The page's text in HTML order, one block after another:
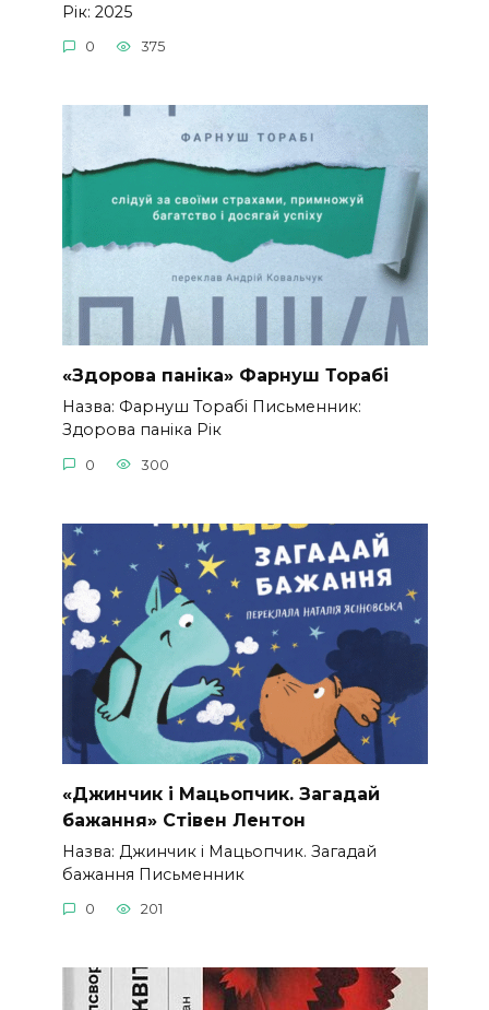
Рік: 2025
0 375
«Здорова паніка» Фарнуш Торабі
Назва: Фарнуш Торабі Письменник:
Здорова паніка Рік
0 300
«Джинчик і Мацьопчик. Загадай
бажання» Стівен Лентон
Назва: Джинчик і Мацьопчик. Загадай
бажання Письменник
0 201